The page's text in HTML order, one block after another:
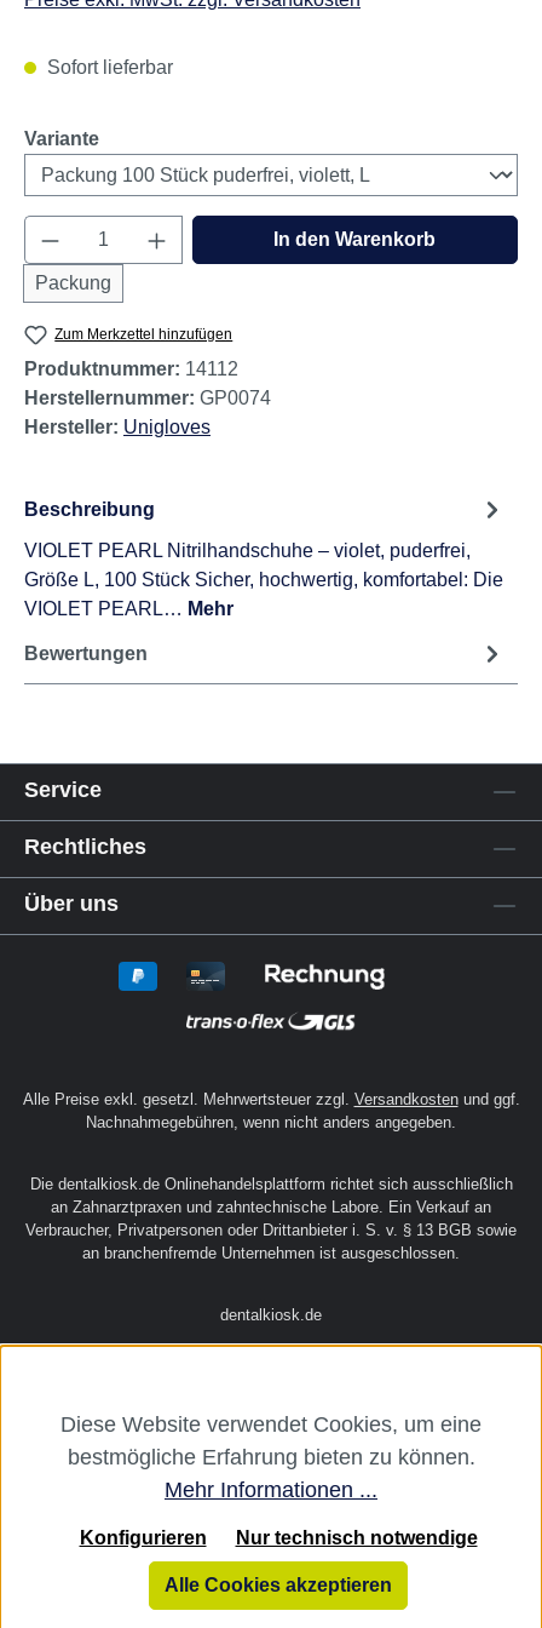
Sofort lieferbar
Varianteauswählen
Produkt Anzahl: Gib den gewünschten
Packung
In den Warenkorb
Zum Merkzettel hinzufügen
Produktnummer: 14112
Herstellernummer: GP0074
Hersteller: Unigloves
Beschreibung
VIOLET PEARL Nitrilhandschuhe – violet, puderfrei,
Größe L, 100 Stück Sicher, hochwertig, komfortabel: Die
VIOLET PEARL… Mehr
Bewertungen
Service
Rechtliches
Über uns
Alle Preise exkl. gesetzl. Mehrwertsteuer zzgl. Versandkostenund ggf.
Nachnahmegebühren, wenn nicht anders angegeben.
Die dentalkiosk.de Onlinehandelsplattform richtet sich ausschließlich
an Zahnarztpraxen und zahntechnische Labore. Ein Verkauf an
Verbraucher, Privatpersonen oder Drittanbieter i. S. v. § 13 BGB sowie
an branchenfremde Unternehmen ist ausgeschlossen.
dentalkiosk.de
Diese Website verwendet Cookies, um eine
bestmögliche Erfahrung bieten zu können.
Mehr Informationen ...
Nur technisch notwendige
Konfigurieren
Alle Cookies akzeptieren